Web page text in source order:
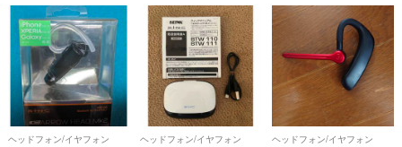
ヘッドフォン/イヤフォン ヘッドフォン/イヤフォン ヘッドフォン/イヤフォン